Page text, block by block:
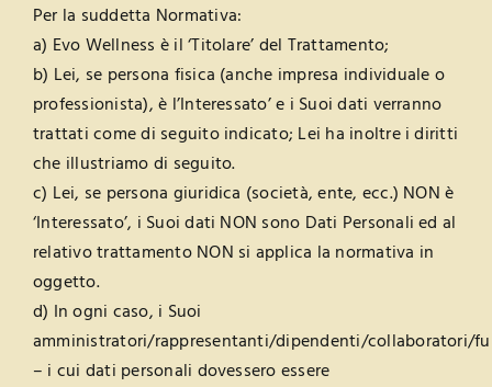
Per la suddetta Normativa:
a) Evo Wellness è il ‘Titolare’ del Trattamento;
b) Lei, se persona fisica (anche impresa individuale o
professionista), è l’Interessato’ e i Suoi dati verranno
trattati come di seguito indicato; Lei ha inoltre i diritti
che illustriamo di seguito.
c) Lei, se persona giuridica (società, ente, ecc.) NON è
‘Interessato’, i Suoi dati NON sono Dati Personali ed al
relativo trattamento NON si applica la normativa in
oggetto.
d) In ogni caso, i Suoi
amministratori/rappresentanti/dipendenti/collaboratori/
– i cui dati personali dovessero essere